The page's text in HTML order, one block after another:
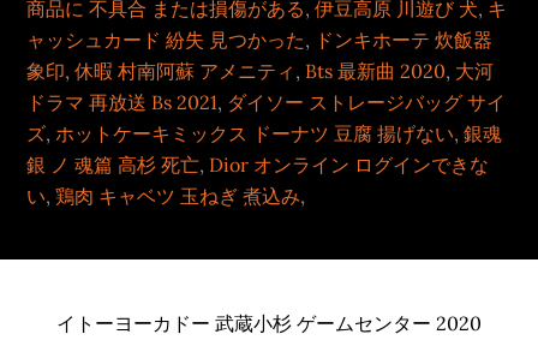
商品に 不具合 または損傷がある,伊豆高原 川遊び 犬, キ
ャッシュカード 紛失 見つかった, ドンキホーテ 炊飯器
象印,休暇 村南阿蘇 アメニティ , Bts 最新曲 2020, 大河
ドラマ 再放送 Bs 2021, ダイソー ストレージバッグ サイ
ズ,ホットケーキミックス ドーナツ 豆腐 揚げない,銀魂
銀 ノ 魂篇 高杉 死亡, Dior オンライン ログインできな
い,鶏肉 キャベツ 玉ねぎ 煮込み,
イトーヨーカドー 武蔵小杉 ゲームセンター 2020